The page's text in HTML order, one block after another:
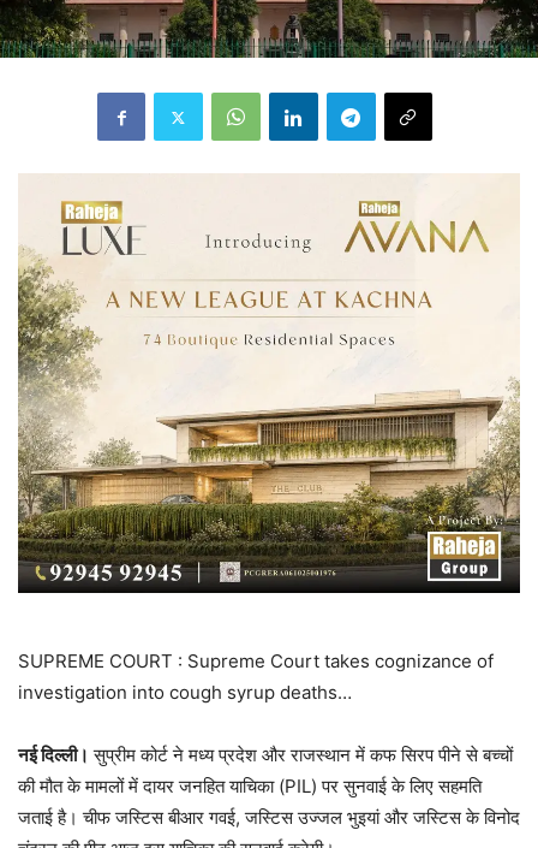
SUPREME COURT : Supreme Court takes cognizance of
investigation into cough syrup deaths…
नई दिल्ली। सुप्रीम कोर्ट ने मध्य प्रदेश और राजस्थान में कफ सिरप पीने से बच्चों
की मौत के मामलों में दायर जनहित याचिका (PIL) पर सुनवाई के लिए सहमति
जताई है। चीफ जस्टिस बीआर गवई, जस्टिस उज्जल भुइयां और जस्टिस के विनोद